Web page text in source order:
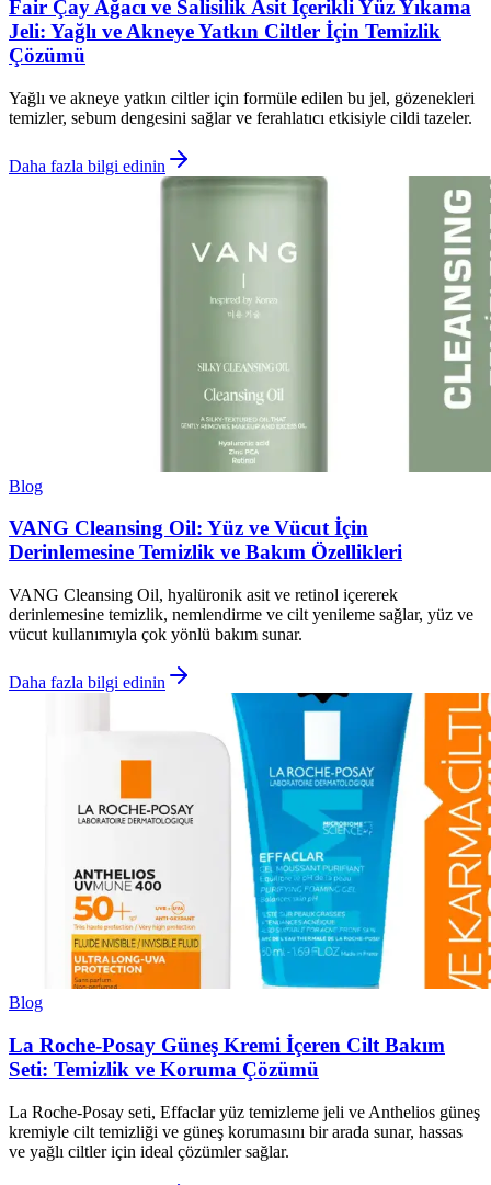
Fair Çay Ağacı ve Salisilik Asit İçerikli Yüz Yıkama
Jeli: Yağlı ve Akneye Yatkın Ciltler İçin Temizlik
Çözümü
Yağlı ve akneye yatkın ciltler için formüle edilen bu jel, gözenekleri
temizler, sebum dengesini sağlar ve ferahlatıcı etkisiyle cildi tazeler.
Daha fazla bilgi edinin
Blog
VANG Cleansing Oil: Yüz ve Vücut İçin
Derinlemesine Temizlik ve Bakım Özellikleri
VANG Cleansing Oil, hyalüronik asit ve retinol içererek
derinlemesine temizlik, nemlendirme ve cilt yenileme sağlar, yüz ve
vücut kullanımıyla çok yönlü bakım sunar.
Daha fazla bilgi edinin
Blog
La Roche-Posay Güneş Kremi İçeren Cilt Bakım
Seti: Temizlik ve Koruma Çözümü
La Roche-Posay seti, Effaclar yüz temizleme jeli ve Anthelios güneş
kremiyle cilt temizliği ve güneş korumasını bir arada sunar, hassas
ve yağlı ciltler için ideal çözümler sağlar.